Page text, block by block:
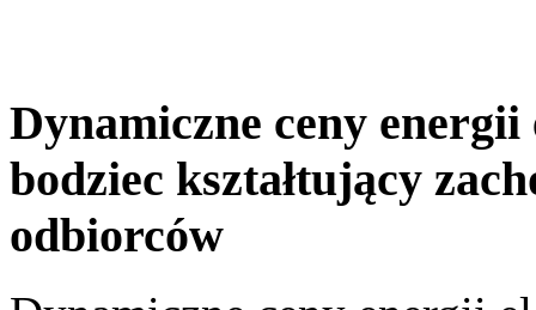
Dynamiczne ceny
bodziec kształtujący
odbiorców